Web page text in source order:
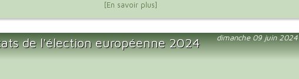
[En savoir plus]
dimanche 09 juin 2024
de l'élection européenne 2024